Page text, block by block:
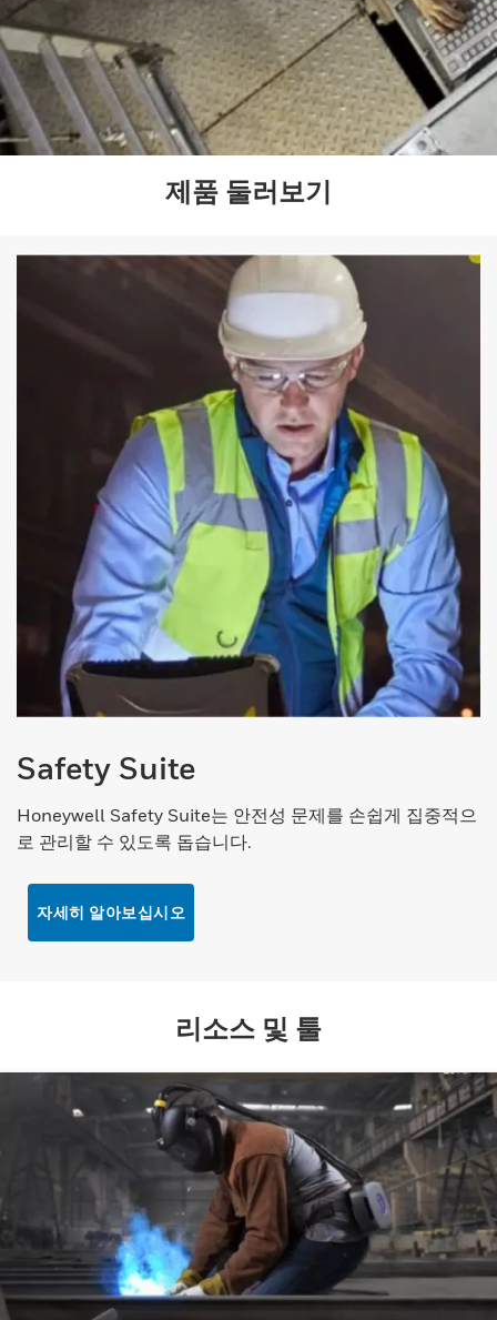
제품 둘러보기
Safety Suite
Honeywell Safety Suite는 안전성 문제를 손쉽게 집중적으
로 관리할 수 있도록 돕습니다.
자세히 알아보십시오
리소스 및 툴